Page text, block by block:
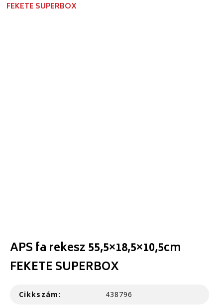
FEKETE SUPERBOX
APS fa rekesz 55,5×18,5×10,5cm
FEKETE SUPERBOX
Cikkszám: 438796